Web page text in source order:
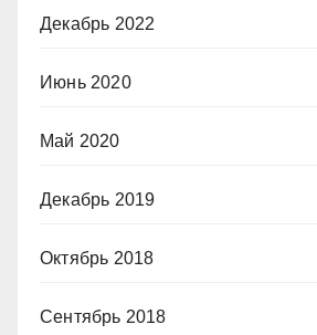
Декабрь 2022
Июнь 2020
Май 2020
Декабрь 2019
Октябрь 2018
Сентябрь 2018